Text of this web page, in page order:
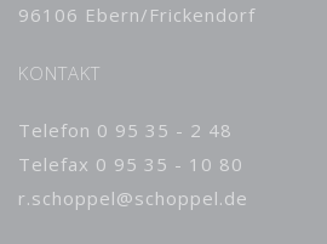
96106 Ebern/Frickendorf
KONTAKT
Telefon 0 95 35 - 2 48
Telefax 0 95 35 - 10 80
r.schoppel@schoppel.de